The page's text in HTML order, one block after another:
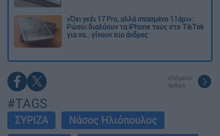
«Όχι γκέι 17 Pro, αλλά σπασμένο 11άρι»:
Ρώσοι διαλύουν τα iPhone τους στο TikTok
για να... γίνουν πιο άνδρες
επόμενο
άρθρο
#TAGS
ΣΥΡΙΖΑ
Νάσος Ηλιόπουλος